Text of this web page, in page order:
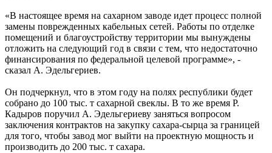
«В настоящее время на сахарном заводе идет процесс полной
замены поврежденных кабельных сетей. Работы по отделке
помещений и благоустройству территории мы вынуждены
отложить на следующий год в связи с тем, что недостаточно
финансирования по федеральной целевой программе», -
сказал А. Эдельгериев.
Он подчеркнул, что в этом году на полях республики будет
собрано до 100 тыс. т сахарной свеклы. В то же время Р.
Кадыров поручил А. Эдельгериеву заняться вопросом
заключения контрактов на закупку сахара-сырца за границей
для того, чтобы завод мог выйти на проектную мощность и
производить до 200 тыс. т сахара.